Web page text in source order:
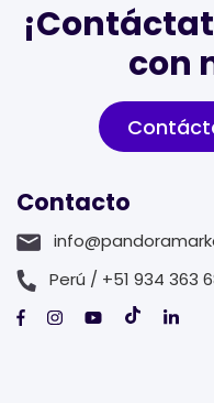
Contacto
Perú / +51 934 363
con